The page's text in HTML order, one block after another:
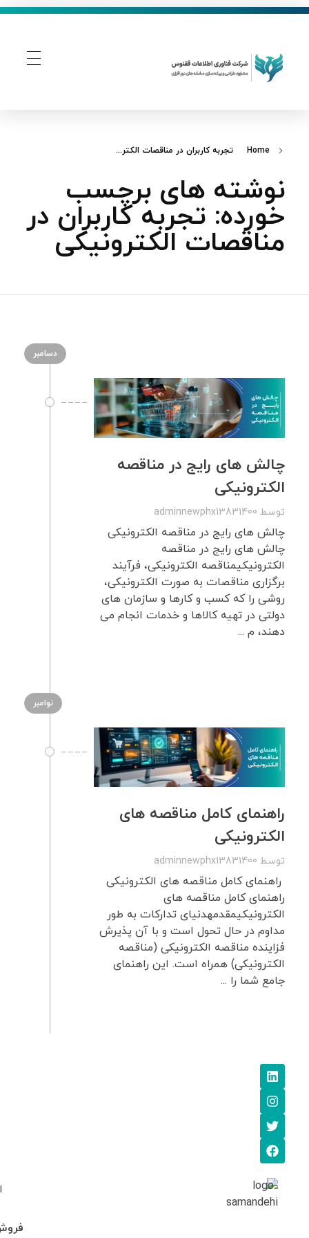
Home تجربه کاربران در مناقصات الکتر...
نوشته های برچسب
خورده: تجربه کاربران در
مناقصات الکترونیکی
دسامبر
چالش های رایج در مناقصه
الکترونیکی
توسط adminnewphx13831400
چالش های رایج در مناقصه الکترونیکی
چالش های رایج در مناقصه
الکترونیکیمناقصه الکترونیکی، فرآیند
برگزاری مناقصات به صورت الکترونیکی،
روشی را که کسب و کارها و سازمان های
دولتی در تهیه کالاها و خدمات انجام می
دهند، م ...
نوامبر
راهنمای کامل مناقصه های
الکترونیکی
توسط adminnewphx13831400
راهنمای کامل مناقصه های الکترونیکی
راهنمای کامل مناقصه های
الکترونیکیمقدمهدنیای تدارکات به طور
مداوم در حال تحول است و با آن پذیرش
فزاینده مناقصه الکترونیکی (مناقصه
الکترونیکی) همراه است. این راهنمای
جامع شما را ...
فروش: